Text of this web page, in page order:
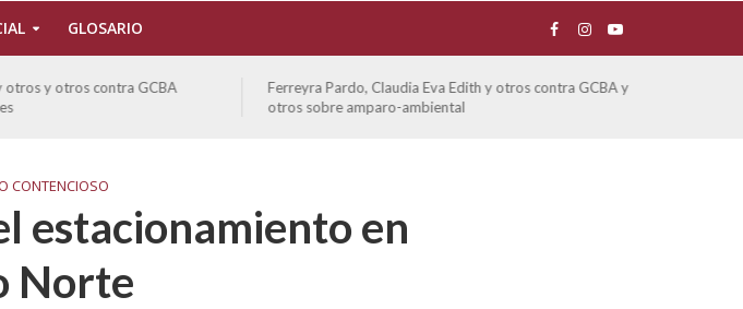
GLOSARIO
otros y otros contra GCBA
Ferreyra Pardo, Claudia Eva Edith y otros contra GCBA y
otros sobre amparo-ambiental
CONTENCIOSO
estacionamiento en
Norte